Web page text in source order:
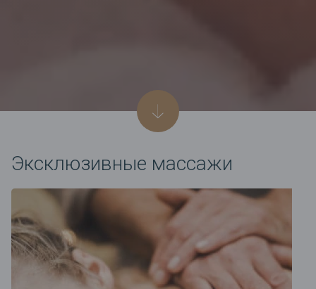
Эксклюзивные массажи